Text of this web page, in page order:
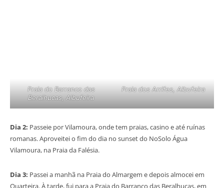
Praia do Barranco das
Beralhucas, Albufeira
Praia dos Arrifes, Albufeira
Dia 2: Passeie por Vilamoura, onde tem praias, casino e até ruínas
romanas. Aproveitei o fim do dia no sunset do NoSolo Água
Vilamoura, na Praia da Falésia.
Dia 3: Passei a manhã na Praia do Almargem e depois almocei em
Quarteira. À tarde, fui para a Praia do Barranco das Beralhucas, em